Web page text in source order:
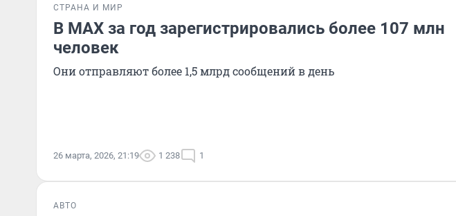
СТРАНА И МИР
В MAX за год зарегистрировались более 107 млн
человек
Они отправляют более 1,5 млрд сообщений в день
26 марта, 2026, 21:19 1 238 1
АВТО